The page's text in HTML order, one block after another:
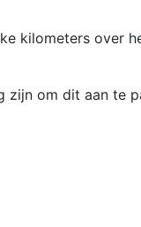
kilometers over
zijn om dit aan te